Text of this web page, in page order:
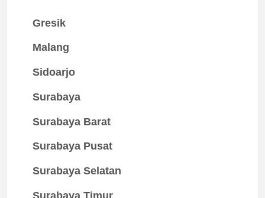
Gresik
Malang
Sidoarjo
Surabaya
Surabaya Barat
Surabaya Pusat
Surabaya Selatan
Surabaya Timur